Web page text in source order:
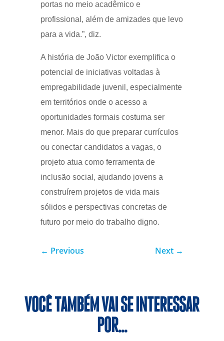
portas no meio acadêmico e
profissional, além de amizades que levo
para a vida.”, diz.
A história de João Victor exemplifica o
potencial de iniciativas voltadas à
empregabilidade juvenil, especialmente
em territórios onde o acesso a
oportunidades formais costuma ser
menor. Mais do que preparar currículos
ou conectar candidatos a vagas, o
projeto atua como ferramenta de
inclusão social, ajudando jovens a
construírem projetos de vida mais
sólidos e perspectivas concretas de
futuro por meio do trabalho digno.
← Previous Next →
VOCÊ TAMBÉM VAI SE INTERESSAR
POR…